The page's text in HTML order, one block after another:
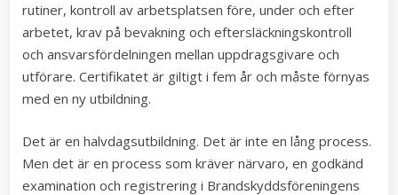
rutiner, kontroll av arbetsplatsen före, under och efter
arbetet, krav på bevakning och eftersläckningskontroll
och ansvarsfördelningen mellan uppdragsgivare och
utförare. Certifikatet är giltigt i fem år och måste förnyas
med en ny utbildning.
Det är en halvdagsutbildning. Det är inte en lång process.
Men det är en process som kräver närvaro, en godkänd
examination och registrering i Brandskyddsföreningens